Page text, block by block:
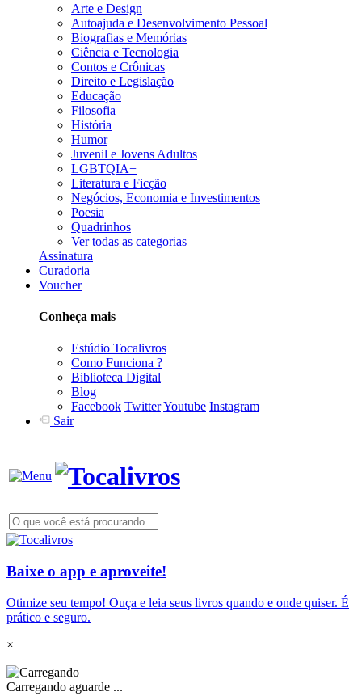
Arte e Design
Autoajuda e Desenvolvimento Pessoal
Biografias e Memórias
Ciência e Tecnologia
Contos e Crônicas
Direito e Legislação
Educação
Filosofia
História
Humor
Juvenil e Jovens Adultos
LGBTQIA+
Literatura e Ficção
Negócios, Economia e Investimentos
Poesia
Quadrinhos
Ver todas as categorias
Assinatura
Curadoria
Voucher
Conheça mais
Estúdio Tocalivros
Como Funciona ?
Biblioteca Digital
Blog
Facebook TwitterYoutube Instagram
Sair
Baixe o app e aproveite!
Otimize seu tempo! Ouça e leia seus livros quando e onde quiser. É
prático e seguro.
×
Carregando aguarde ...